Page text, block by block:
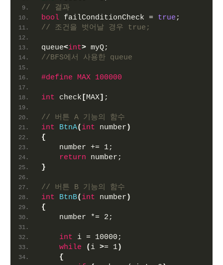
// 결과
bool failConditionCheck = true;
// 조건을 벗어날 경우 true;
queue<int> myQ;
//BFS에서 사용한 queue
#define MAX 100000
int check [MAX] ;
// 버튼 A 기능의 함수
int
BtnA( int number )
{
    number += 1;
return number;
}
// 버튼 B 기능의 함수
int
BtnB( int number )
{
    number *= 2;
int i = 10000;
while
( i >= 1)
{